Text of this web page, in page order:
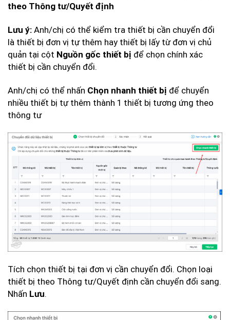
theo Thông tư/Quyết định
Lưu ý: Anh/chị có thể kiểm tra thiết bị cần chuyển đổi
là thiết bị đơn vị tự thêm hay thiết bị lấy từ đơn vị chủ
quản tại cột Nguồn gốc thiết bị để chọn chính xác
thiết bị cần chuyển đổi.
Anh/chị có thể nhấn Chọn nhanh thiết bị để chuyển
nhiều thiết bị tự thêm thành 1 thiết bị tương ứng theo
thông tư
Tích chọn thiết bị tại đơn vị cần chuyển đổi. Chọn loại
thiết bị theo Thông tư/Quyết định cần chuyển đổi sang.
Nhấn Lưu.